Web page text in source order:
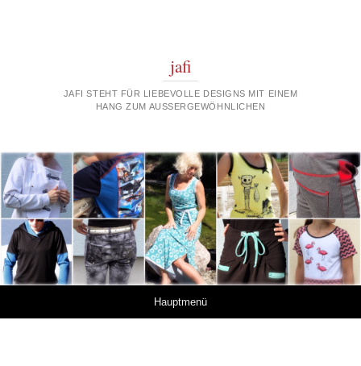
jafi
JAFI STEHT FÜR LIEBEVOLLE DESIGNS MIT EINEM
HANG ZUM AUSSERGEWÖHNLICHEN
Hauptmenü